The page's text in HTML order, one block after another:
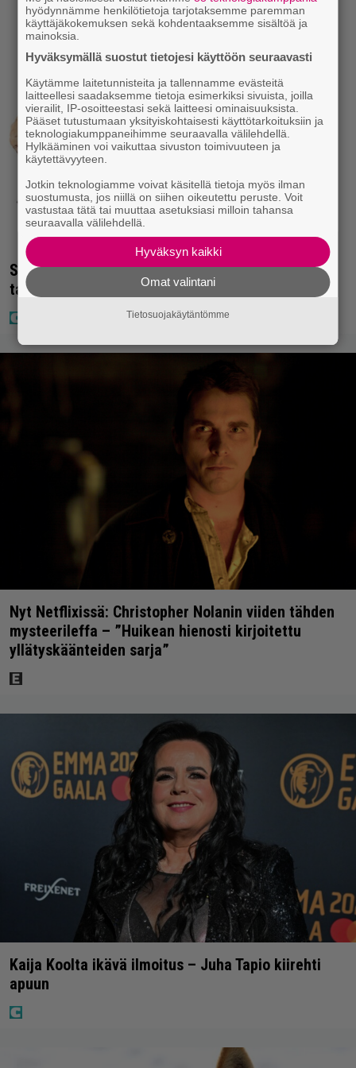
Seiska: Laulaja Frederik lyttäsi Eput – johan oli
taas kielen käyttöä
Nyt Netflixissä: Christopher Nolanin viiden tähden
mysteerileffa – ”Huikean hienosti kirjoitettu
yllätyskäänteiden sarja”
Kaija Koolta ikävä ilmoitus – Juha Tapio kiirehti
apuun
hyödynnämme henkilötietoja tarjotaksemme paremman
käyttäjäkokemuksen sekä kohdentaaksemme sisältöä ja
mainoksia.
Hyväksymällä suostut tietojesi käyttöön seuraavasti
Käytämme laitetunnisteita ja tallennamme evästeitä
laitteellesi saadaksemme tietoja esimerkiksi sivuista, joilla
vierailit, IP-osoitteestasi sekä laitteesi ominaisuuksista.
Pääset tutustumaan yksityiskohtaisesti käyttötarkoituksiin ja
teknologiakumppaneihimme seuraavalla välilehdellä.
Hylkääminen voi vaikuttaa sivuston toimivuuteen ja
käytettävyyteen.
Jotkin teknologiamme voivat käsitellä tietoja myös ilman
suostumusta, jos niillä on siihen oikeutettu peruste. Voit
vastustaa tätä tai muuttaa asetuksiasi milloin tahansa
seuraavalla välilehdellä.
Hyväksyn kaikki
Omat valintani
Tietosuojakäytäntömme